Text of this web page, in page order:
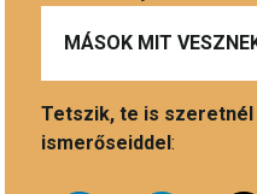
MÁSOK MIT
Tetszik, te is szeretnél
ismerőseiddel: